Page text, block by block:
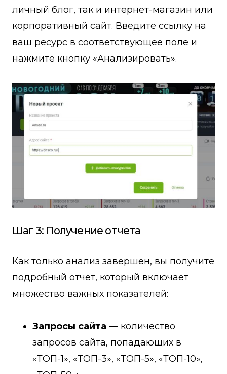
личный блог, так и интернет-магазин или
корпоративный сайт. Введите ссылку на
ваш ресурс в соответствующее поле и
нажмите кнопку «Анализировать».
Шаг 3: Получение отчета
Как только анализ завершен, вы получите
подробный отчет, который включает
множество важных показателей:
Запросы сайта — количество
запросов сайта, попадающих в
«ТОП-1», «ТОП-3», «ТОП-5», «ТОП-10»,